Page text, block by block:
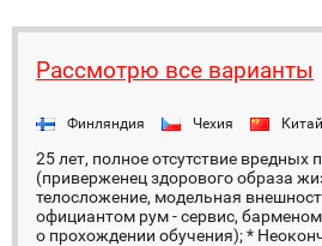
Рассмотрю все варианты
Финляндия Чехия Китай
25 лет, полное отсутствие вредных
(приверженец здорового образа
телосложение, модельная
официантом рум - сервис,
о прохождении обучения); *